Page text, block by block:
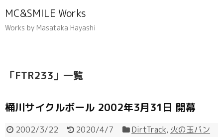
MC&SMILE Works
Works by Masataka Hayashi
「FTR233 」 一覧
桶川サイクルボール 2002年3月31日 開幕
2002/3/22 2020/4/7 DirtTrack, 火の玉バン